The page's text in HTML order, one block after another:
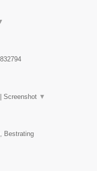
Screenshot ▼
Bestrating